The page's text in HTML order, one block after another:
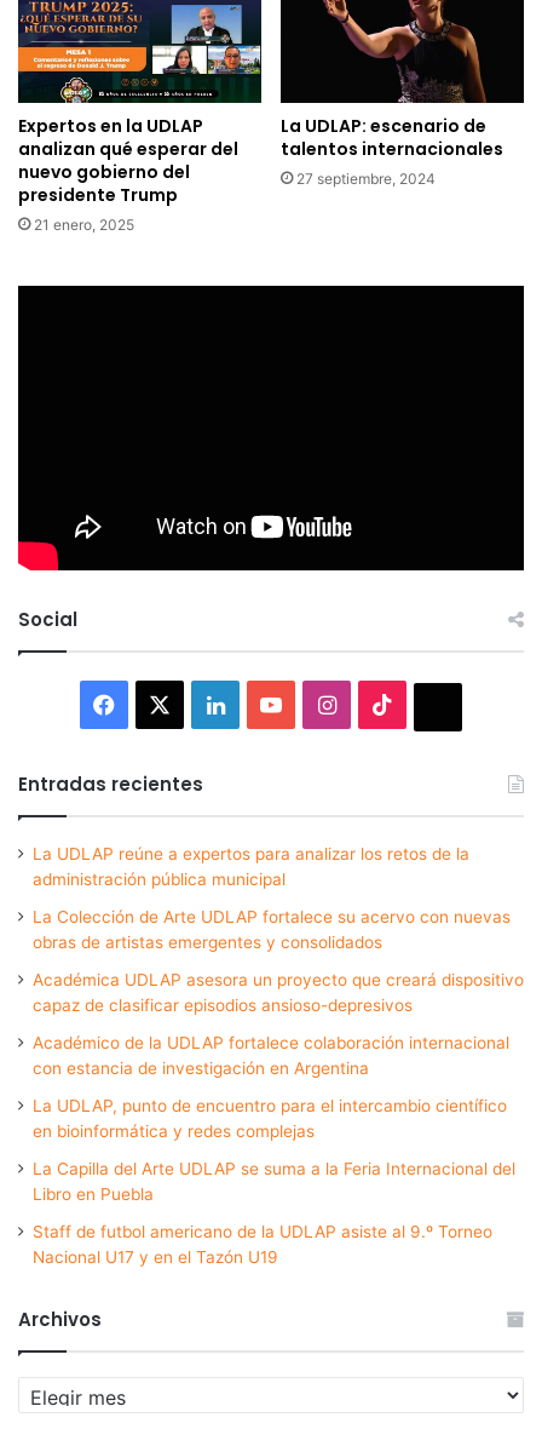
Expertos en la UDLAP
analizan qué esperar del
nuevo gobierno del
presidente Trump
21 enero, 2025
La UDLAP: escenario de
talentos internacionales
27 septiembre, 2024
Social
Facebook LinkedInYouTubeInstagram
Entradas recientes
La UDLAP reúne a expertos para analizar los retos de la
administración pública municipal
La Colección de Arte UDLAP fortalece su acervo con nuevas
obras de artistas emergentes y consolidados
Académica UDLAP asesora un proyecto que creará dispositivo
capaz de clasificar episodios ansioso-depresivos
Académico de la UDLAP fortalece colaboración internacional
con estancia de investigación en Argentina
La UDLAP, punto de encuentro para el intercambio científico
en bioinformática y redes complejas
La Capilla del Arte UDLAP se suma a la Feria Internacional del
Libro en Puebla
Staff de futbol americano de la UDLAP asiste al 9.º Torneo
Nacional U17 y en el Tazón U19
Archivos
Archivos